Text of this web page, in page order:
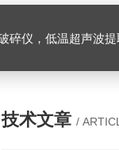
碎仪，低温超声波
技术文章 /